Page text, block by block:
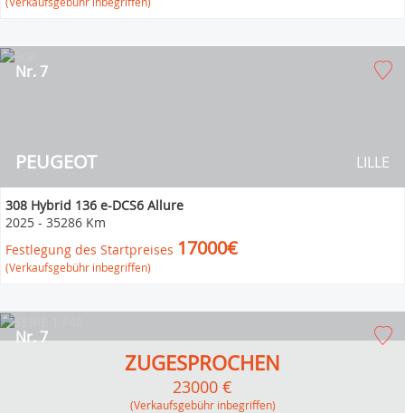
PEUGEOT
Nr. 7
LILLE
308 Hybrid 136 e-DCS6 Allure
2025 - 35286 Km
Festlegung des Startpreises 17000€
(Verkaufsgebühr inbegriffen)
Nr. 7
ZUGESPROCHEN
23000 €
(Verkaufsgebühr inbegriffen)